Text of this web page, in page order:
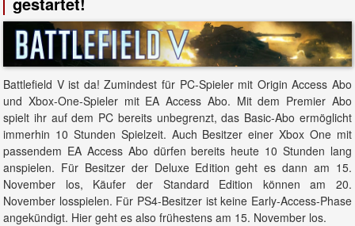
Battlefield V ist da! Zumindest für PC-Spieler mit Origin Access Abo
und Xbox-One-Spieler mit EA Access Abo. Mit dem Premier Abo
spielt ihr auf dem PC bereits unbegrenzt, das Basic-Abo ermöglicht
immerhin 10 Stunden Spielzeit. Auch Besitzer einer Xbox One mit
passendem EA Access Abo dürfen bereits heute 10 Stunden lang
anspielen. Für Besitzer der Deluxe Edition geht es dann am 15.
November los, Käufer der Standard Edition können am 20.
November losspielen. Für PS4-Besitzer ist keine Early-Access-Phase
angekündigt. Hier geht es also frühestens am 15. November los.